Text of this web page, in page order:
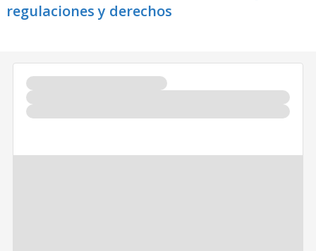
regulaciones y derechos